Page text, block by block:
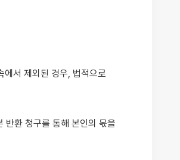
반환 청구를 통해 본인의 몫을